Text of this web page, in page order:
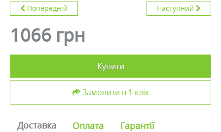
Попередній Наступний
1066 грн
Купити
Замовити в 1 клік
Доставка Оплата Гарантії